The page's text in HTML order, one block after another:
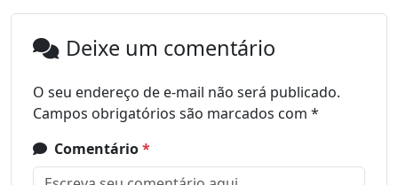
Deixe um comentário
O seu endereço de e-mail não será publicado.
Campos obrigatórios são marcados com *
Comentário*